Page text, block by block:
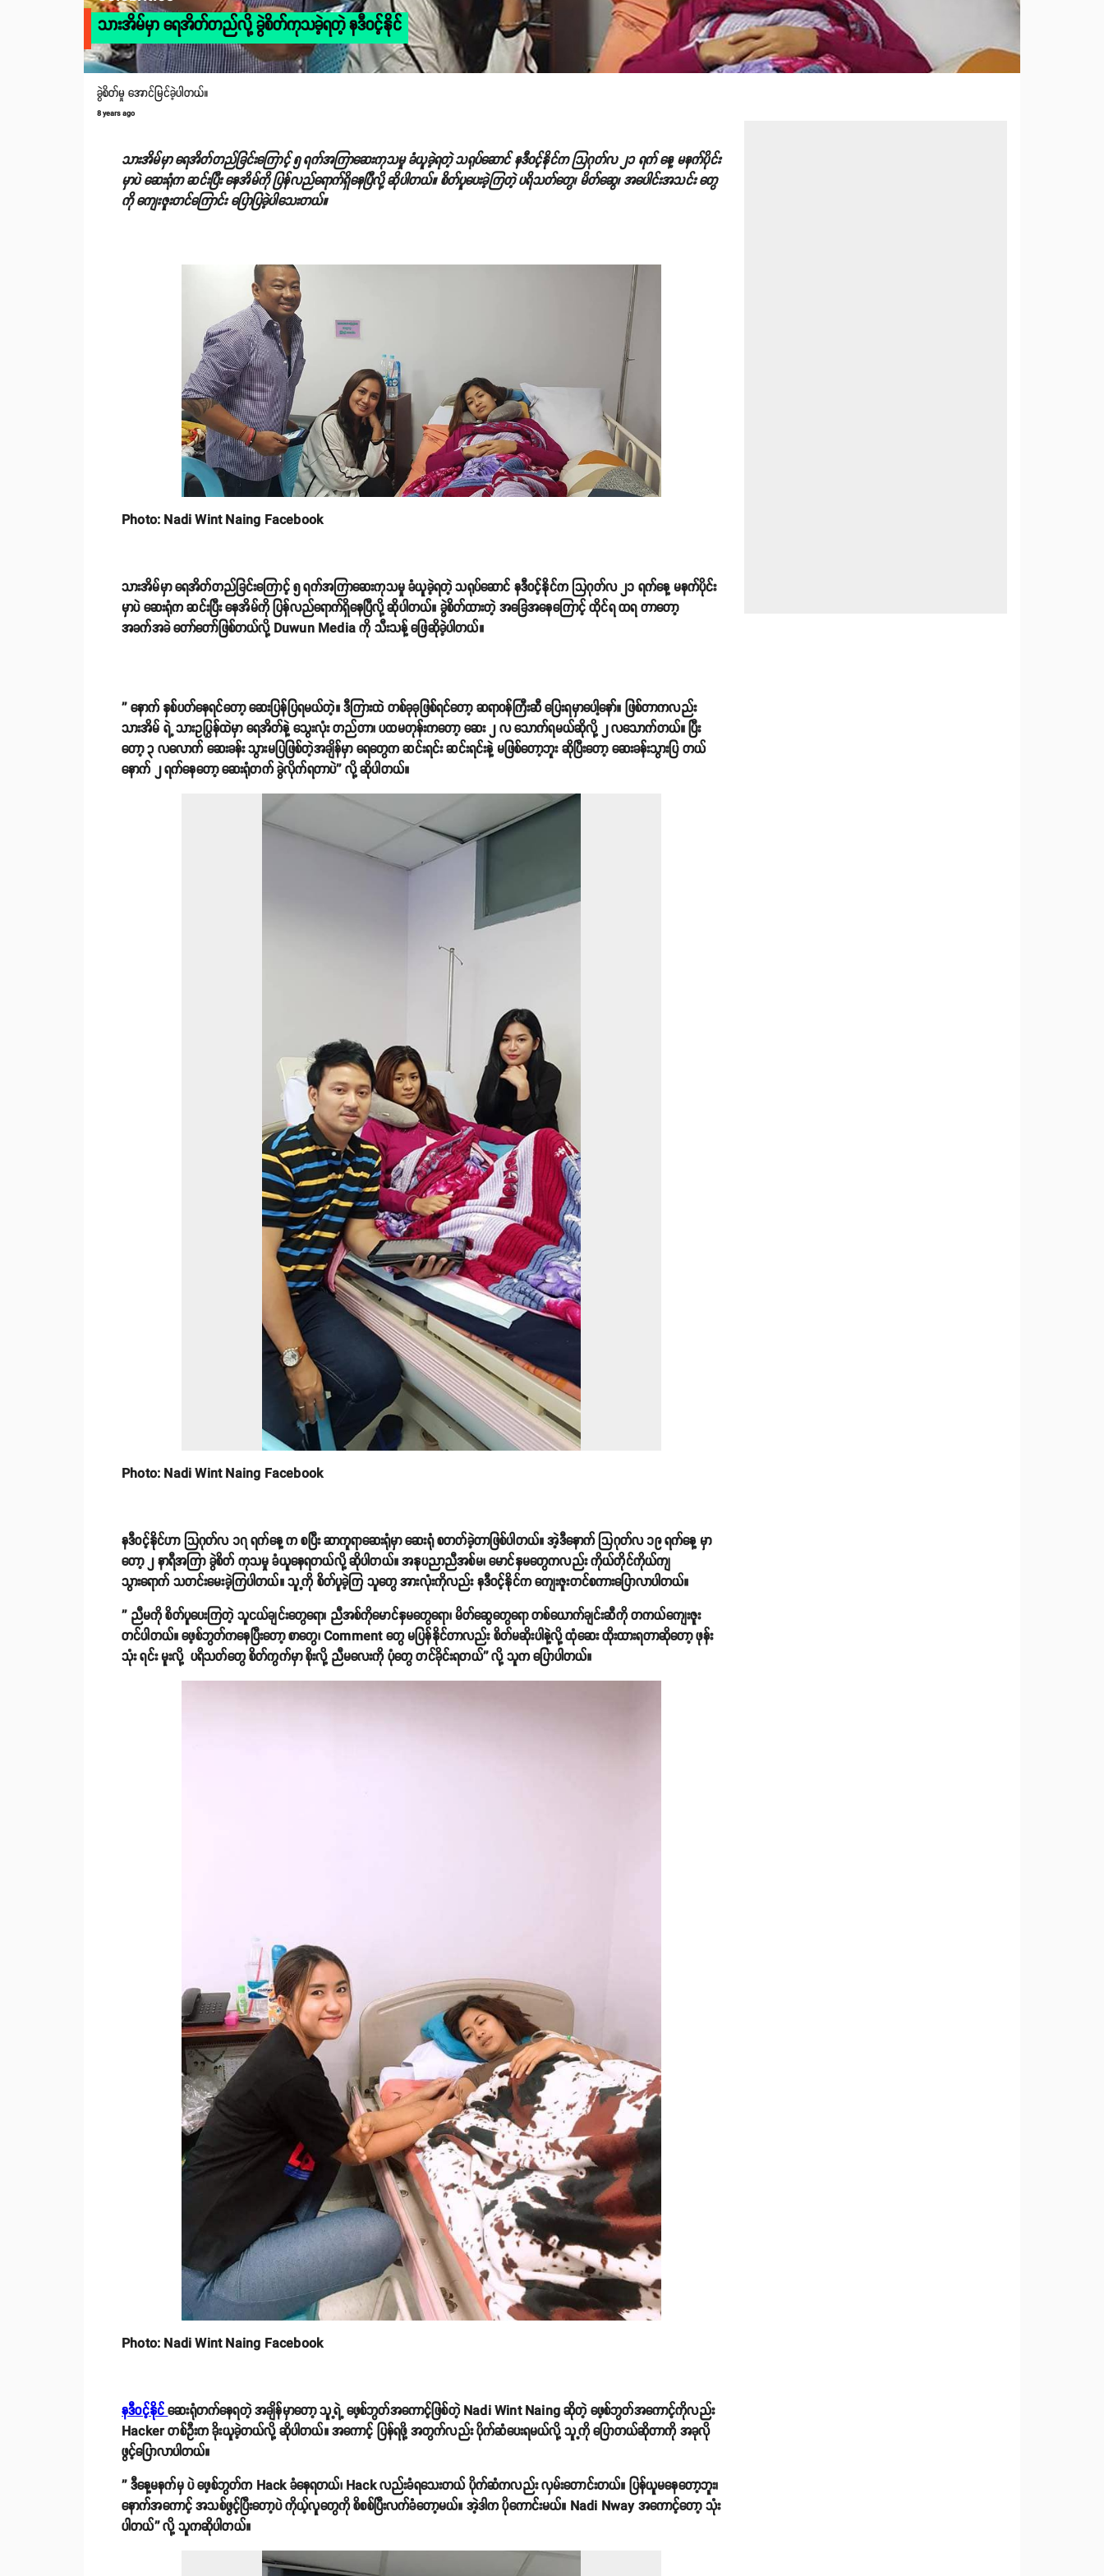
သားအိမ်မှာ ရေအိတ်တည်လို့ ခွဲစိတ်ကုသခဲ့ရတဲ့ နဒီဝင့်နိုင်
ခွဲစိတ်မှု အောင်မြင်ခဲ့ပါတယ်။
8 years ago
သားအိမ်မှာ ရေအိတ်တည်ခြင်းကြောင့် ၅ ရက်အကြာဆေးကုသမှု ခံယူခဲ့ရတဲ့ သရုပ်ဆောင် နဒီဝင့်နိုင်က သြဂုတ်လ ၂၁ ရက် နေ့ မနက်ပိုင်း
မှာပဲ ဆေးရုံက ဆင်းပြီး နေအိမ်ကို ပြန်လည်ရောက်ရှိနေပြီလို့ ဆိုပါတယ်။ စိတ်ပူပေးခဲ့ကြတဲ့ ပရိသတ်တွေ၊ မိတ်ဆွေ၊ အပေါင်းအသင်း တွေ
ကို ကျေးဇူးတင်ကြောင်း ပြောပြခဲ့ပါသေးတယ်။
Photo: Nadi Wint Naing Facebook
သားအိမ်မှာ ရေအိတ်တည်ခြင်းကြောင့် ၅ ရက်အကြာဆေးကုသမှု ခံယူခဲ့ရတဲ့ သရုပ်ဆောင် နဒီဝင့်နိုင်က သြဂုတ်လ ၂၁ ရက်နေ့ မနက်ပိုင်း
မှာပဲ ဆေးရုံက ဆင်းပြီး နေအိမ်ကို ပြန်လည်ရောက်ရှိနေပြီလို့ ဆိုပါတယ်။ ခွဲစိတ်ထားတဲ့ အခြေအနေကြောင့် ထိုင်ရ ထရ တာတော့
အခက်အခဲ တော်တော်ဖြစ်တယ်လို့ Duwun Media ကို သီးသန့် ဖြေဆိုခဲ့ပါတယ်။
'' နောက် နှစ်ပတ်နေရင်တော့ ဆေးပြန်ပြရမယ်တဲ့။ ဒီကြားထဲ တစ်ခုခုဖြစ်ရင်တော့ ဆရာဝန်ကြီးဆီ ပြေးရမှာပေါ့နော်။ ဖြစ်တာကလည်း
သားအိမ် ရဲ့ သားဥပြွှန်ထဲမှာ ရေအိတ်နဲ့ သွေးလုံး တည်တာ၊ ပထမတုန်းကတော့ ဆေး ၂ လ သောက်ရမယ်ဆိုလို့ ၂ လသောက်တယ်။ ပြီး
တော့ ၃ လလောက် ဆေးခန်း သွားမပြဖြစ်တဲ့အချိန်မှာ ရေတွေက ဆင်းရင်း ဆင်းရင်းနဲ့ မဖြစ်တော့ဘူး ဆိုပြီးတော့ ဆေးခန်းသွားပြ တယ်
နောက် ၂ ရက်နေတော့ ဆေးရုံတက် ခွဲလိုက်ရတာပဲ'' လို့ ဆိုပါတယ်။
Photo: Nadi Wint Naing Facebook
နဒီဝင့်နိုင်ဟာ သြဂုတ်လ ၁၇ ရက်နေ့ က စပြီး ဆာကူရာဆေးရုံမှာ ဆေးရုံ စတတ်ခဲ့တာဖြစ်ပါတယ်။ အဲ့ဒီနောက် သြဂုတ်လ ၁၉ ရက်နေ့ မှာ
တော့ ၂ နာရီအကြာ ခွဲစိတ် ကုသမှု ခံယူနေရတယ်လို့ ဆိုပါတယ်။ အနုပညာညီအစ်မ၊ မောင်နှမတွေကလည်း ကိုယ်တိုင်ကိုယ်ကျ
သွားရောက် သတင်းမေးခဲ့ကြပါတယ်။ သူ့ကို စိတ်ပူခဲ့ကြ သူတွေ အားလုံးကိုလည်း နဒီဝင့်နိုင်က ကျေးဇူးတင်စကားပြောလာပါတယ်။
'' ညီမကို စိတ်ပူပေးကြတဲ့ သူငယ်ချင်းတွေရော၊ ညီအစ်ကိုမောင်နှမတွေရော၊ မိတ်ဆွေတွေရော တစ်ယောက်ချင်းဆီကို တကယ်ကျေးဇူး
တင်ပါတယ်။ ဖေ့စ်ဘွတ်ကနေပြီးတော့ စာတွေ၊ Comment တွေ မပြန်နိုင်တာလည်း စိတ်မဆိုးပါနဲ့လို့ ထုံဆေး ထိုးထားရတာဆိုတော့ ဖုန်း
သုံး ရင်း မူးလို့ ပရိသတ်တွေ စိတ်ကွက်မှာ စိုးလို့ ညီမလေးကို ပုံတွေ တင်ခိုင်းရတယ်'' လို့ သူက ပြောပါတယ်။
Photo: Nadi Wint Naing Facebook
နဒီဝင့်နိုင်ဆေးရုံတက်နေရတဲ့ အချိန်မှာတော့ သူ့ရဲ့ ဖေ့စ်ဘွတ်အကောင့်ဖြစ်တဲ့ Nadi Wint Naing ဆိုတဲ့ ဖေ့စ်ဘွတ်အကောင့်ကိုလည်း
Hacker တစ်ဦးက ခိုးယူခဲ့တယ်လို့ ဆိုပါတယ်။ အကောင့် ပြန်ရဖို့ အတွက်လည်း ပိုက်ဆံပေးရမယ်လို့ သူ့ကို ပြောတယ်ဆိုတာကို အခုလို
ဖွင့်ပြောလာပါတယ်။
'' ဒီနေ့မနက်မှ ပဲ ဖေ့စ်ဘွတ်က Hack ခံနေရတယ်၊ Hack လည်းခံရသေးတယ် ပိုက်ဆံကလည်း လှမ်းတောင်းတယ်။ ပြန်ယူမနေတော့ဘူး၊
နောက်အကောင့် အသစ်ဖွင့်ပြီးတော့ပဲ ကိုယ့်လူတွေကို စိစစ်ပြီးလက်ခံတော့မယ်။ အဲ့ဒါက ပိုကောင်းမယ်။ Nadi Nway အကောင့်တော့ သုံး
ပါတယ်'' လို့ သူကဆိုပါတယ်။